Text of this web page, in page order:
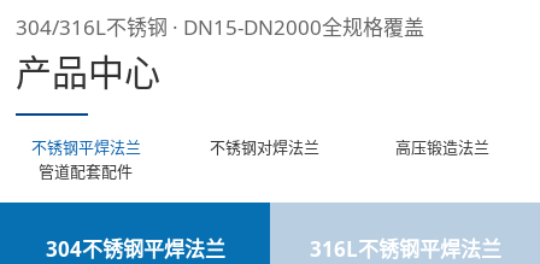
304/316L不锈钢 · DN15-DN2000全规格覆盖
产品中心
不锈钢平焊法兰 不锈钢对焊法兰
高压锻造法兰
管道配套配件
304不锈钢平焊法兰 316L不锈钢平焊法兰